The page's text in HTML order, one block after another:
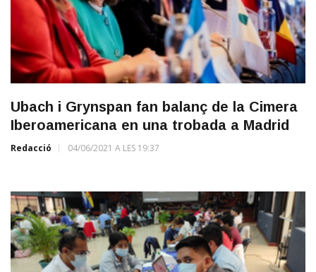
Ubach i Grynspan fan balanç de la Cimera
Iberoamericana en una trobada a Madrid
Redacció 04/06/2021 A LES 19:37